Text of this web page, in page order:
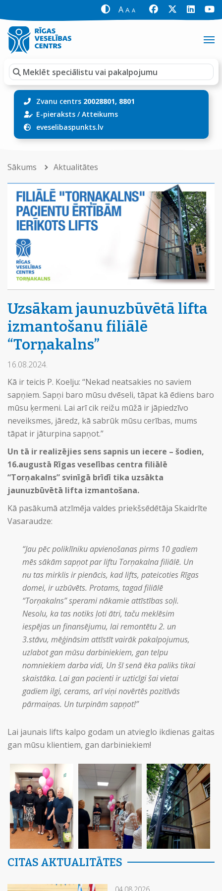
A A A
Zvanu centrs 20028801, 8801
E-pieraksts/Atteikums
eveselibaspunkts.lv
Sākums Aktualitātes
Uzsākam jaunuzbūvētā lifta
izmantošanu filiālē
“Torņakalns”
16.08.2024.
Kā ir teicis P. Koelju: “Nekad neatsakies no saviem
sapņiem. Sapņi baro mūsu dvēseli, tāpat kā ēdiens baro
mūsu ķermeni. Lai arī cik reižu mūžā ir jāpiedzīvo
neveiksmes, jāredz, kā sabrūk mūsu cerības, mums
tāpat ir jāturpina sapņot.”
Un tā ir realizējies sens sapnis un iecere – šodien,
16.augustā Rīgas veselības centra filiālē
“Torņakalns” svinīgā brīdī tika uzsākta
jaunuzbūvētā lifta izmantošana.
Kā pasākumā atzīmēja valdes priekšsēdētāja Skaidrīte
Vasaraudze:
“Jau pēc poliklīniku apvienošanas pirms 10 gadiem
mēs sākām sapņot par liftu Torņakalna filiālē. Un
nu tas mirklis ir pienācis, kad lifts, pateicoties Rīgas
domei, ir uzbūvēts. Protams, tagad filiālē
“Torņakalns” sperami nākamie attīstības soļi.
Nesolu, ka tas notiks ļoti ātri, taču meklēsim
iespējas un finansējumu, lai remontētu 2. un
3.stāvu, mēģināsim attīstīt vairāk pakalpojumus,
uzlabot gan mūsu darbiniekiem, gan telpu
nomniekiem darba vidi, Un šī senā ēka paliks tikai
skaistāka. Lai gan pacienti ir uzticīgi šai vietai
gadiem ilgi, cerams, arī viņi novērtēs pozitīvās
pārmaiņas. Un turpinām sapņot!”
Lai jaunais lifts kalpo godam un atvieglo ikdienas gaitas
gan mūsu klientiem, gan darbiniekiem!
CITAS AKTUALITĀTES
04.08.2026.